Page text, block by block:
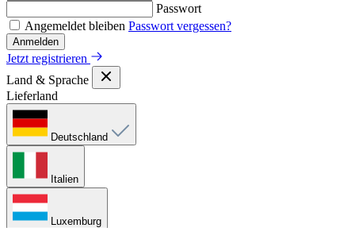
Passwort
Angemeldet bleiben Passwort vergessen?
Anmelden
Jetzt registrieren
Land & Sprache
Lieferland
Deutschland
Italien
Luxemburg